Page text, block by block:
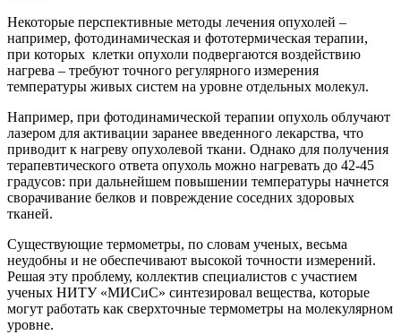
Некоторые перспективные методы лечения опухолей –
например, фотодинамическая и фототермическая терапии,
при которых клетки опухоли подвергаются воздействию
нагрева – требуют точного регулярного измерения
температуры живых систем на уровне отдельных молекул.
Например, при фотодинамической терапии опухоль облучают
лазером для активации заранее введенного лекарства, что
приводит к нагреву опухолевой ткани. Однако для получения
терапевтического ответа опухоль можно нагревать до 42-45
градусов: при дальнейшем повышении температуры начнется
сворачивание белков и повреждение соседних здоровых
тканей.
Существующие термометры, по словам ученых, весьма
неудобны и не обеспечивают высокой точности измерений.
Решая эту проблему, коллектив специалистов с участием
ученых НИТУ «МИСиС» синтезировал вещества, которые
могут работать как сверхточные термометры на молекулярном
уровне.